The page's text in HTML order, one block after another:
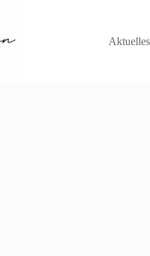
Aktuelles